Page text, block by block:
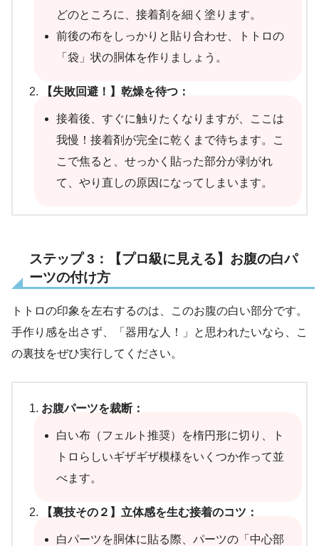
どのところに、接着剤を細く塗ります。
前後の布をしっかりと貼り合わせ、トトロの
「袋」状の胴体を作りましょう。
【失敗回避！】乾燥を待つ：
接着後、すぐに触りたくなりますが、ここは
我慢！接着剤が完全に乾くまで待ちます。こ
こで焦ると、せっかく貼った部分が剥がれ
て、やり直しの原因になってしまいます。
ステップ 3：【プロ級に見える】お腹の白パ
ーツの付け方
トトロの印象を左右するのは、このお腹の白い部分です。
手作り感を出さず、「器用な人！」と思われたいなら、こ
の裏技をぜひ実行してください。
お腹パーツを裁断：
白い布（フェルト推奨）を楕円形に切り、ト
トロらしいギザギザ模様をいくつか作って並
べます。
【裏技その２】立体感を生む接着のコツ：
白パーツを胴体に貼る際、パーツの「中心部